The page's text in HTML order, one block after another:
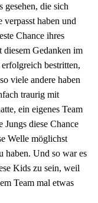
gesehen, die sich
verpasst haben und
Chance ihres
diesem Gedanken im
bestritten,
viele andere haben
traurig mit
ein eigenes Team
Jungs diese Chance
Welle möglichst
haben. Und so war es
Kids zu sein, weil
Team mal etwas